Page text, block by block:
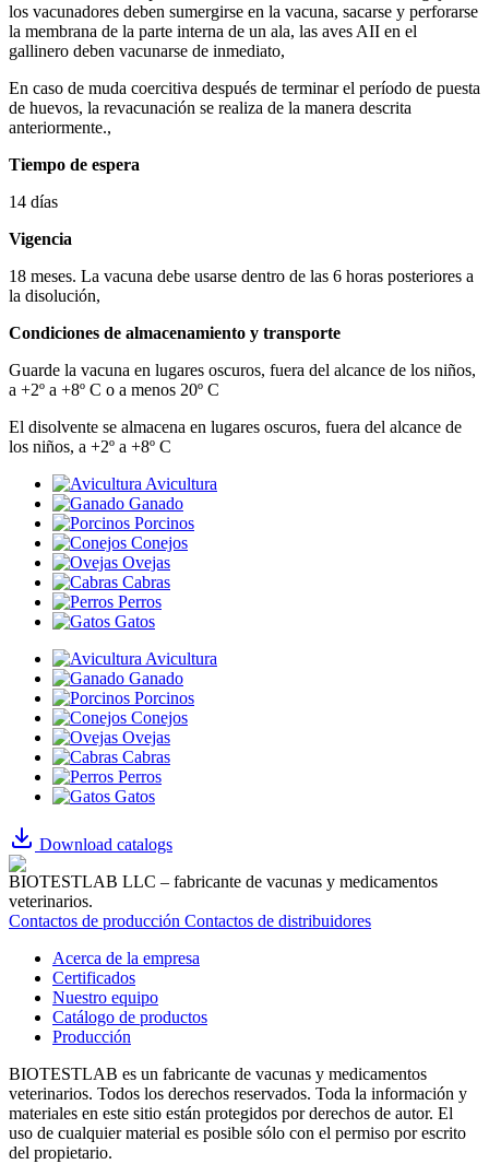
los vacunadores deben sumergirse en la vacuna, sacarse y perforarse
la membrana de la parte interna de un ala, las aves AII en el
gallinero deben vacunarse de inmediato,
En caso de muda coercitiva después de terminar el período de puesta
de huevos, la revacunación se realiza de la manera descrita
anteriormente.,
Tiempo de espera
14 días
Vigencia
18 meses. La vacuna debe usarse dentro de las 6 horas posteriores a
la disolución,
Condiciones de almacenamiento y transporte
Guarde la vacuna en lugares oscuros, fuera del alcance de los niños,
a +2º a +8º C o a menos 20º C
El disolvente se almacena en lugares oscuros, fuera del alcance de
los niños, a +2º a +8º C
Avicultura
Ganado
Porcinos
Conejos
Ovejas
Cabras
Perros
Gatos
Avicultura
Ganado
Porcinos
Conejos
Ovejas
Cabras
Perros
Gatos
Download catalogs
BIOTESTLAB LLC – fabricante de vacunas y medicamentos
veterinarios.
Contactos de producción Contactos de distribuidores
Acerca de la empresa
Certificados
Nuestro equipo
Catálogo de productos
Producción
BIOTESTLAB es un fabricante de vacunas y medicamentos
veterinarios. Todos los derechos reservados. Toda la información y
materiales en este sitio están protegidos por derechos de autor. El
uso de cualquier material es posible sólo con el permiso por escrito
del propietario.